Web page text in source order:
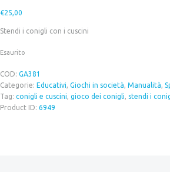
€25,00
Stendi i conigli con i cuscini
Esaurito
COD: GA381
Categorie: Educativi Giochi in società Manualità
Tag: conigli e cuscini gioco dei conigli
stendi i
Product ID: 6949